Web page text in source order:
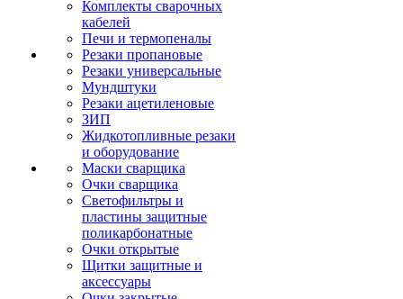
Комплекты сварочных
кабелей
Печи и термопеналы
Резаки пропановые
Резаки универсальные
Мундштуки
Резаки ацетиленовые
ЗИП
Жидкотопливные резаки
и оборудование
Маски сварщика
Очки сварщика
Светофильтры и
пластины защитные
поликарбонатные
Очки открытые
Щитки защитные и
аксессуары